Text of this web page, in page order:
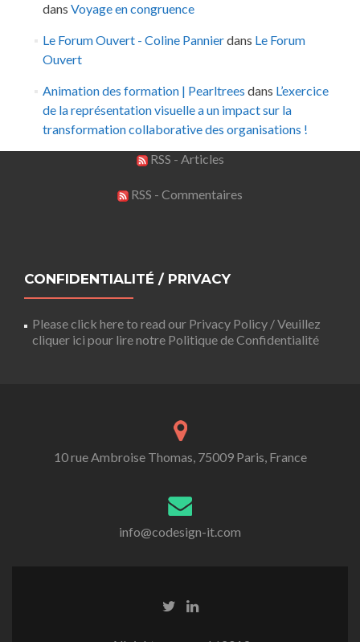
dans Voyage en congruence
Le Forum Ouvert - Coline Pannierdans Le Forum
Ouvert
Animation des formation | Pearltrees dans L’exercice
de la représentation visuelle a un impact sur la
transformation collaborative des organisations !
RSS - Articles
RSS - Commentaires
CONFIDENTIALITÉ / PRIVACY
Please click here to read our Privacy Policy / Veuillez
cliquer ici pour lire notre Politique de Confidentialité
10 rue Ambroise Thomas, 75009 Paris, France
info@codesign-it.com